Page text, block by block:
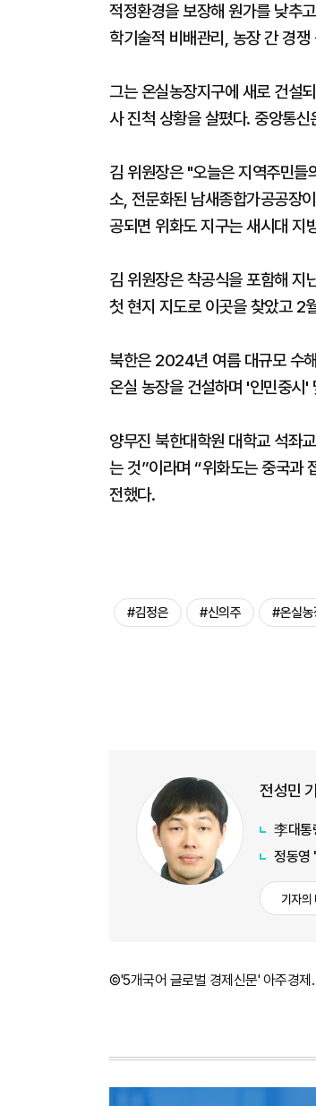
적정환경을 보장해 원가를 낮추
학기술적 비배관리, 농장 간 경쟁
그는 온실농장지구에 새로 건설
사 진척 상황을 살폈다. 중앙통
김 위원장은 "오늘은 지역주민들
소, 전문화된 남새종합가공공장
공되면 위화도 지구는 새시대 지
김 위원장은 착공식을 포함해 지
첫 현지 지도로 이곳을 찾았고 2
북한은 2024년 여름 대규모 수
온실 농장을 건설하며 '인민중시'
양무진 북한대학원 대학교 석좌
는 것”이라며 “위화도는 중국과
전했다.
#김정은 #신의주 #온실농
전성민
李대통
정동영
기자의
©'5개국어 글로벌 경제신문' 아주경제.